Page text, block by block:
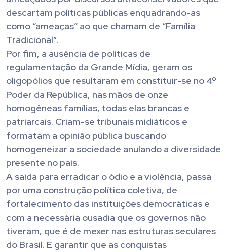
descartam políticas públicas enquadrando-as
como “ameaças” ao que chamam de “Família
Tradicional”.
Por fim, a ausência de políticas de
regulamentação da Grande Mídia, geram os
oligopólios que resultaram em constituir-se no 4º
Poder da República, nas mãos de onze
homogêneas famílias, todas elas brancas e
patriarcais. Criam-se tribunais midiáticos e
formatam a opinião pública buscando
homogeneizar a sociedade anulando a diversidade
presente no país.
A saída para erradicar o ódio e a violência, passa
por uma construção política coletiva, de
fortalecimento das instituições democráticas e
com a necessária ousadia que os governos não
tiveram, que é de mexer nas estruturas seculares
do Brasil. E garantir que as conquistas